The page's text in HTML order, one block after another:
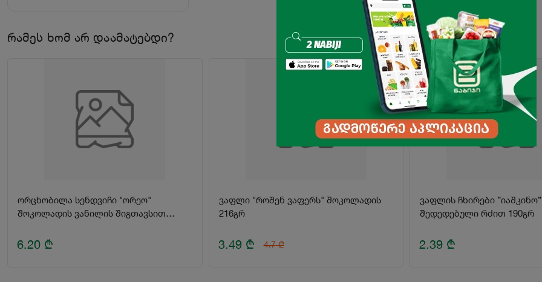
რამეს ხომ არ დაამატებდი?
ორცხობილა სენდვიჩი "ორეო"
შოკოლადის ვანილის შიგთავსით
6.20 ₾
-26%
ვაფლი "როშენ ვაფერს" შოკოლადის
216გრ
3.49 ₾ 4.7 ₾
ვაფლის ჩხირები ”იაშკინო”
შედედებული რძით 190გრ
2.39 ₾